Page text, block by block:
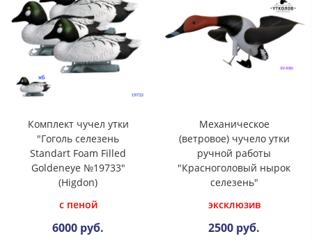
Комплект чучел утки
"Гоголь селезень
Standart Foam Filled
Goldeneye №19733"
(Higdon)
с пеной
6000 руб.
Механическое
(ветровое) чучело утки
ручной работы
"Красноголовый нырок
селезень"
эксклюзив
2500 руб.